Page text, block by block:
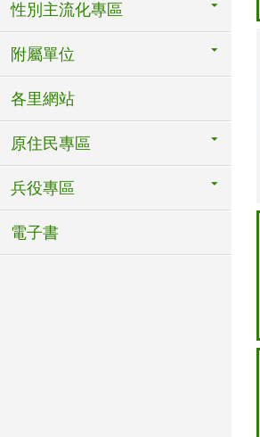
性別主流化專區
附屬單位
各里網站
原住民專區
兵役專區
電子書